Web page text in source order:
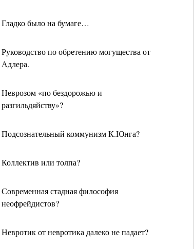
Гладко было на бумаге…
Руководство по обретению могущества от
Адлера.
Неврозом «по бездорожью и
разгильдяйству»?
Подсознательный коммунизм К.Юнга?
Коллектив или толпа?
Современная стадная философия
неофрейдистов?
Невротик от невротика далеко не падает?